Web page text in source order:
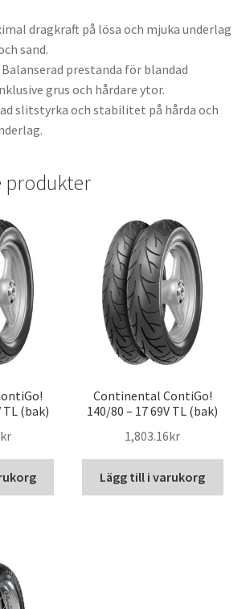
dragkraft på lösa och mjuka underlag
sand.
Balanserad prestanda för blandad
grus och hårdare ytor.
slitstyrka och stabilitet på hårda och
produkter
TL (bak)
Continental ContiGo!
140/80 – 17 69V TL (bak)
1,803.16kr
Lägg till i varukorg